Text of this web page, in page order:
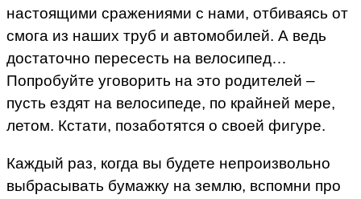
настоящими сражениями с нами, отбиваясь от
смога из наших труб и автомобилей. А ведь
достаточно пересесть на велосипед…
Попробуйте уговорить на это родителей –
пусть ездят на велосипеде, по крайней мере,
летом. Кстати, позаботятся о своей фигуре.
Каждый раз, когда вы будете непроизвольно
выбрасывать бумажку на землю, вспомни про